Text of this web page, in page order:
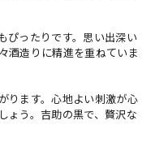
ぴったりです。思い出深い
酒造りに精進を重ねていま
ります。心地よい刺激が心
ょう。吉助の黒で、贅沢な